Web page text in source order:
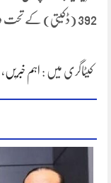
392 (ڈکیتی) کے تحت درج کر لیا ہے
کیٹاگری میں : اہم خبریں ،